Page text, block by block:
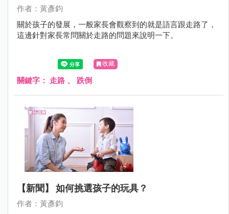
作者：黃彥鈞
關於孩子的發展，一般家長會觀察到的就是語言跟走路了，
這邊針對家長常問關於走路的問題來說明一下。
收藏
關鍵字： 走路 、 跌倒
【新聞】 如何挑選孩子的玩具？
作者：黃彥鈞